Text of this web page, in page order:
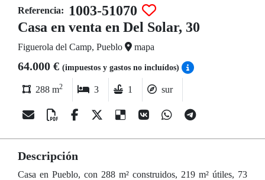
Referencia:
1003-51070
Casa en venta en Del Solar, 30
Figuerola del Camp, Pueblo mapa
64.000 € (impuestos y gastos no incluídos)
288 m2 3 1 sur
Descripción
Casa en Pueblo, con 288 m² construidos, 219 m² útiles, 73